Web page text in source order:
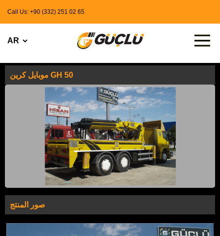
Call Us: +90 (332) 251 02 65
موبايل كرين GH 50
صور المنتج